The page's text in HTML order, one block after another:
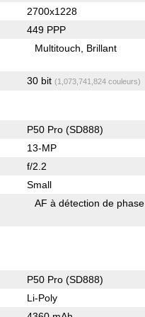
2700x1228
449 PPP
Multitouch Brillant
30 bit (1,073,741,824 couleurs)
P50 Pro (SD888)
13-MP
f/2.2
Small
AF à détection de phase
P50 Pro (SD888)
Li-Poly